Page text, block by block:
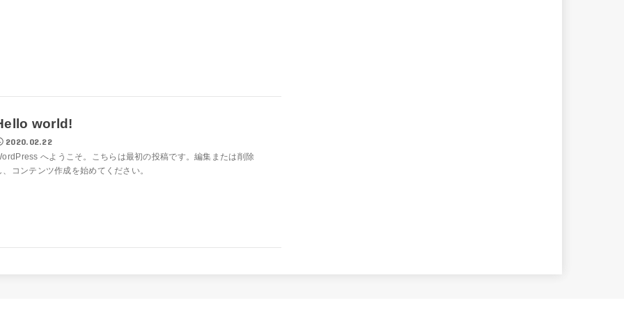
world!
2020.02.22
へようこそ。こちらは最初の投稿です。編集または削除
、コンテンツ作成を始めてください。